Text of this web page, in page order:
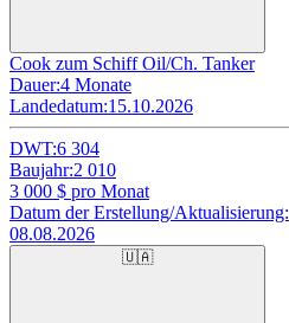
Cook zum Schiff Oil/Ch. Tanker
Dauer:4 Monate
Landedatum:15.10.2026
DWT:6 304
Baujahr:2 010
3 000 $ pro Monat
Datum der Erstellung/Aktualisierung:
08.08.2026
🇺🇦